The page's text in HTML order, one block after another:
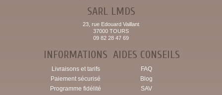
SARL LMDS
23, rue Edouard Vaillant
37000 TOURS
09 82 28 47 69
INFORMATIONS
Livraisons et tarifs
Paiement sécurisé
Programme fidélité
AIDES CONSEILS
FAQ
Blog
SAV